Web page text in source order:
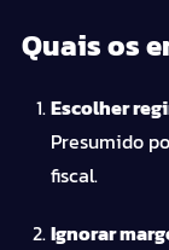
Quais os
Escolher
Presumido
fiscal.
Ignorar